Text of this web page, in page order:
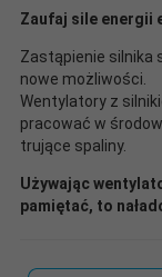
Zaufaj sile energii
Zastąpienie silnika
nowe możliwości.
Wentylatory z
pracować w
trujące spaliny.
Używając
pamiętać, to